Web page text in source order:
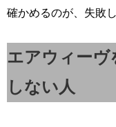
確かめるのが、失敗
エアウィーヴ
しない人